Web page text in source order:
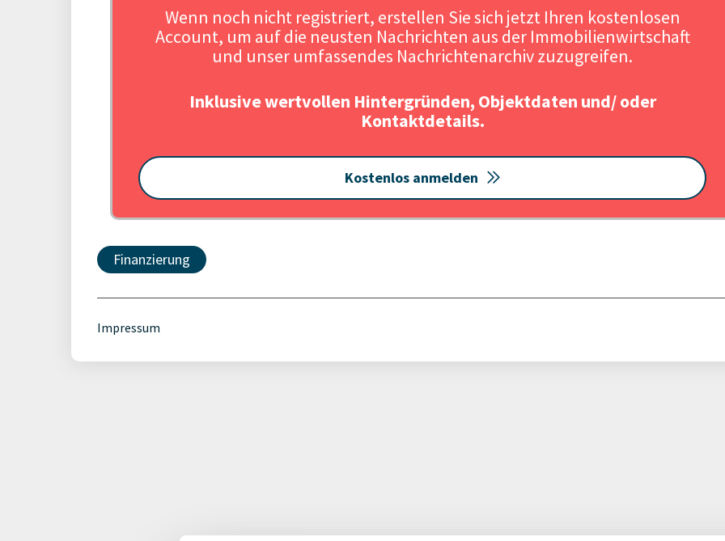
Wenn noch nicht registriert, erstellen Sie sich jetzt Ihren kostenlosen
Account, um auf die neusten Nachrichten aus der Immobilienwirtschaft
und unser umfassendes Nachrichtenarchiv zuzugreifen.
Inklusive wertvollen Hintergründen, Objektdaten und/ oder
Kontaktdetails.
Kostenlos anmelden
Finanzierung
Impressum